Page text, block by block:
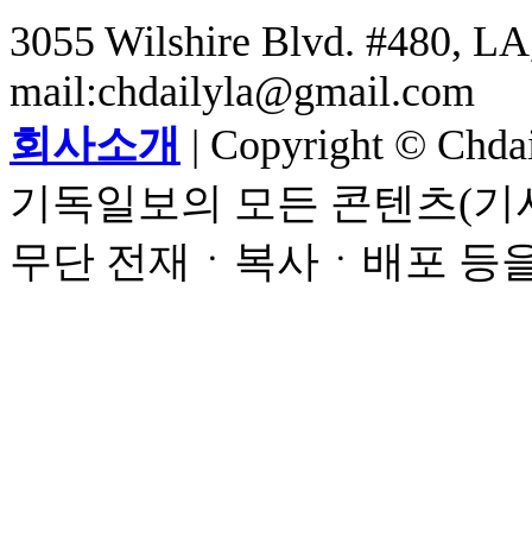
3055 Wilshire Blvd. #480,
mail:chdailyla@gmail.com
회사소개 | Copyright ©
기독일보의 모든 콘텐츠(
무단 전재ㆍ복사ㆍ배포 등